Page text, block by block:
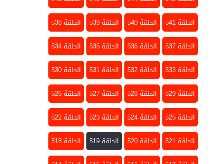
الحلقة 541
الحلقة 540 الحلقة 539
الحلقة 538
الحلقة 537
الحلقة 536 الحلقة 535
الحلقة 534
الحلقة 533
الحلقة 532 الحلقة 531
الحلقة 530
الحلقة 529
الحلقة 528 الحلقة 527
الحلقة 526
الحلقة 525
الحلقة 524 الحلقة 523
الحلقة 522
الحلقة 521
الحلقة 520 الحلقة 519
الحلقة 518